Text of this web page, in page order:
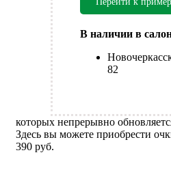
В наличии в
82
которых непрерывно
Здесь вы можете приобрести
390 руб.